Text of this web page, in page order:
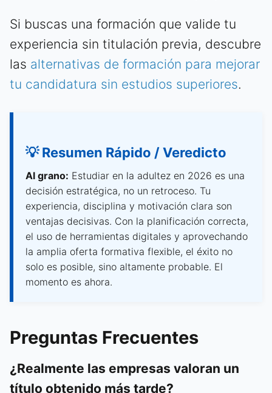
Si buscas una formación que valide tu
experiencia sin titulación previa, descubre
las alternativas de formación para mejorar
tu candidatura sin estudios superiores.
💡 Resumen Rápido / Veredicto
Al grano: Estudiar en la adultez en 2026 es una
decisión estratégica, no un retroceso. Tu
experiencia, disciplina y motivación clara son
ventajas decisivas. Con la planificación correcta,
el uso de herramientas digitales y aprovechando
la amplia oferta formativa flexible, el éxito no
solo es posible, sino altamente probable. El
momento es ahora.
Preguntas Frecuentes
¿Realmente las empresas valoran un
título obtenido más tarde?